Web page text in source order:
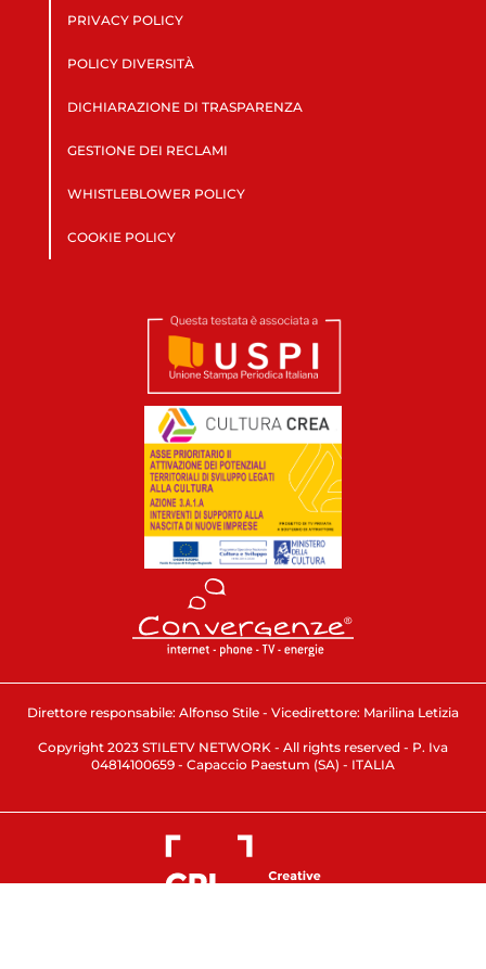
PRIVACY POLICY
POLICY DIVERSITÀ
DICHIARAZIONE DI TRASPARENZA
GESTIONE DEI RECLAMI
WHISTLEBLOWER POLICY
COOKIE POLICY
Direttore responsabile: Alfonso Stile - Vicedirettore: Marilina Letizia
Copyright 2023 STILETV NETWORK - All rights reserved - P. Iva
04814100659 - Capaccio Paestum (SA) - ITALIA